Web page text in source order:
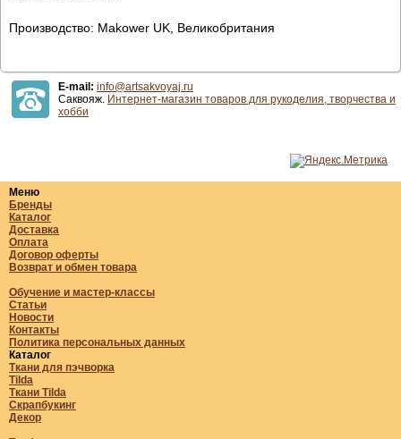
Производство: Makower UK, Великобритания
E-mail: info@artsakvoyaj.ru
Саквояж. Интернет-магазин товаров для рукоделия, творчества и
хобби
Меню
Бренды
Каталог
Доставка
Оплата
Договор оферты
Возврат и обмен товара
Обучение и мастер-классы
Статьи
Новости
Контакты
Политика персональных данных
Каталог
Ткани для пэчворка
Tilda
Ткани Tilda
Скрапбукинг
Декор